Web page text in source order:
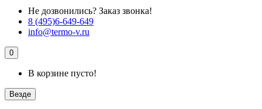
Не дозвонились? Заказ звонка!
8 (495)6-649-649
info@termo-v.ru
0
В корзине пусто!
Везде